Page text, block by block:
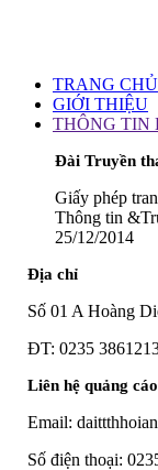
TRANG CHỦ
GIỚI THIỆU
THÔNG TIN
Đài Truyền
Giấy phép
Thông tin
25/12/2014
Địa chỉ
Số 01 A Hoàng
ĐT: 0235
Liên hệ quảng cáo
Email:
Số điện thoại: